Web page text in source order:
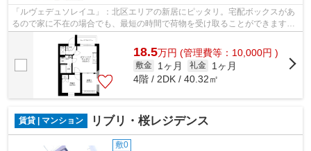
「ルヴェデュソレイユ」：北区エリアの新居にピッタリ。宅配ボックスがあ
るので家に不在の場合でも、最短の時間で荷物を受け取ることができます。
セキュリティ面は、TVインターホン・...
18.5万円 (管理費等：10,000円 )
敷金 1ヶ月 礼金
1ヶ月
4階 / 2DK / 40.32㎡
賃貸 | マンション リブリ・桜レジデンス
敷0